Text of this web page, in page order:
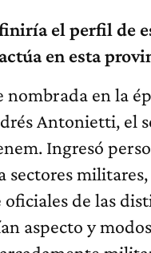
el perfil de
en esta
en la
Antonietti, el
Ingresó
sectores
de las
aspecto y